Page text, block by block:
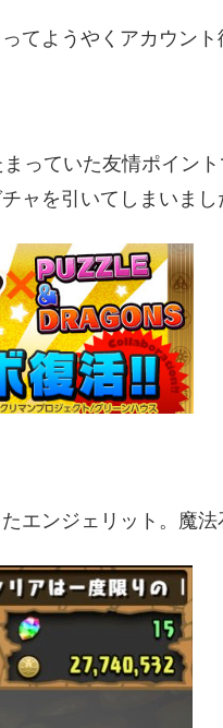
てようやくアカウント
っていた友情ポイン
ャを引いてしまいまし
エンジェリット。魔法